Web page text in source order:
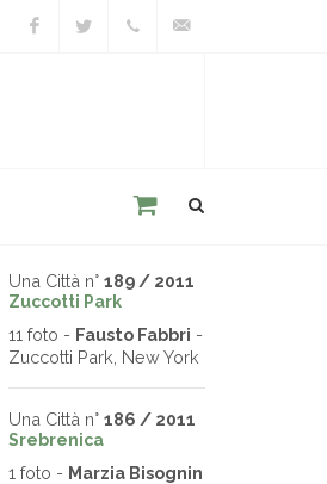
Una Città n° 189 / 2011
Zuccotti Park
11 foto - Fausto Fabbri -
Zuccotti Park, New York
Una Città n° 186 / 2011
Srebrenica
1 foto - Marzia Bisognin